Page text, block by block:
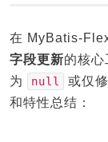
在 MyBatis-Flex
字段更新的核
为
null
或仅
和特性总结：